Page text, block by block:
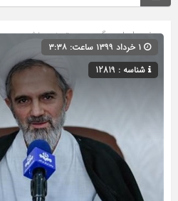
صفحه اصلی» گروه » دسته‌بندی نشده
شناسه : 12819